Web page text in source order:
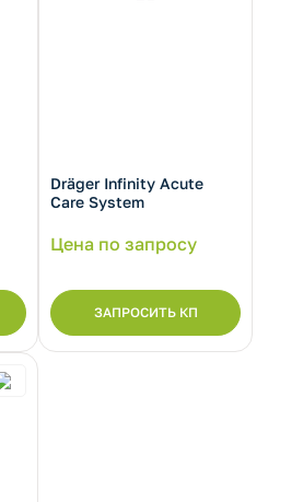
Dräger Infinity Acute
Care System
Цена по запросу
ЗАПРОСИТЬ КП